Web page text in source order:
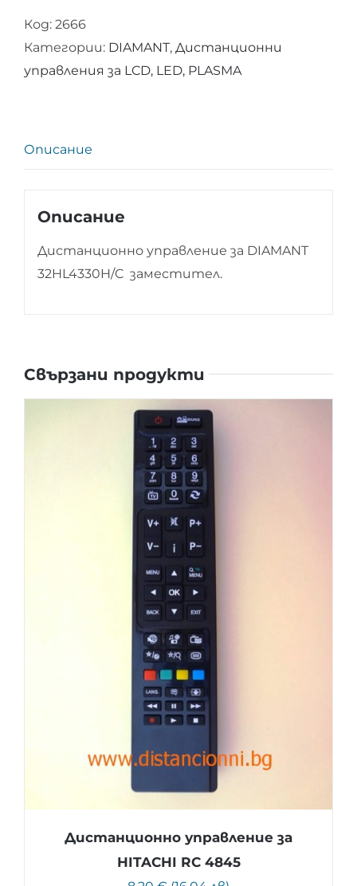
управление
за
DIAMANT
Код: 2666
Категории: DIAMANT, Дистанционни
управления за LCD, LED, PLASMA
Описание
Описание
Дистанционно управление за DIAMANT
32HL4330H/C заместител.
Свързани продукти
Дистанционно управление за
HITACHI RC 4845